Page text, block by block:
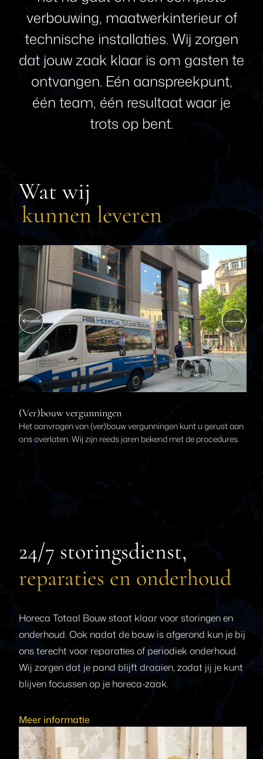
verbouwing, maatwerkinterieur of
technische installaties. Wij zorgen
dat jouwzaak klaar is om gasten te
ontvangen. Eén aanspreekpunt,
één team, één resultaatwaar je
trots op bent.
Wat wij
kunnen leveren
(Ver)bouw vergunningen
Het aanvragen van (ver)bouw vergunningen kunt u gerust aan
ons overlaten. Wij zijn reeds jaren bekend met de procedures.
24/7 storingsdienst,
reparaties en onderhoud
Horeca Totaal Bouw staat klaar voor storingen en
onderhoud. Ook nadat de bouw is afgerond kun je bij
ons terecht voor reparaties of periodiek onderhoud.
Wij zorgen dat je pand blijft draaien, zodat jij je kunt
blijven focussen op je horeca-zaak.
Meer informatie